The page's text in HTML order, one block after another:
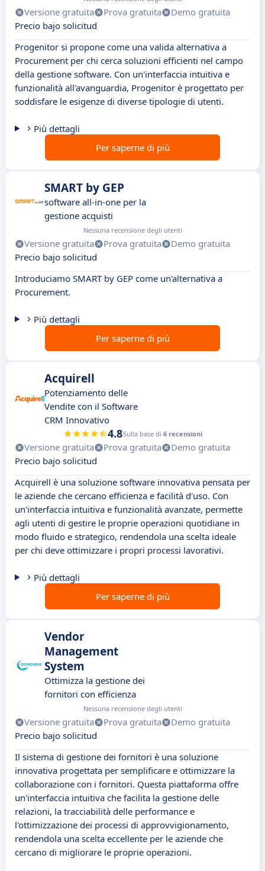
Versione gratuita Prova gratuita
Demo gratuita
Precio bajo solicitud
Progenitor si propone come una valida alternativa a
Procurement per chi cerca soluzioni efficienti nel campo
della gestione software. Con un'interfaccia intuitiva e
funzionalità all'avanguardia, Progenitor è progettato per
soddisfare le esigenze di diverse tipologie di utenti.
Più dettagli
Per saperne di più
SMART by GEP
software all-in-one per la
gestione acquisti
Nessuna recensione degli utenti
Versione gratuita Prova gratuita
Demo gratuita
Precio bajo solicitud
Introduciamo SMART by GEP come un'alternativa a
Procurement.
Più dettagli
Per saperne di più
Acquirell
Potenziamento delle
Vendite con il Software
CRM Innovativo
4.8Sulla base di 6 recensioni
Versione gratuita Prova gratuita
Demo gratuita
Precio bajo solicitud
Acquirell è una soluzione software innovativa pensata per
le aziende che cercano efficienza e facilità d'uso. Con
un'interfaccia intuitiva e funzionalità avanzate, permette
agli utenti di gestire le proprie operazioni quotidiane in
modo fluido e strategico, rendendola una scelta ideale
per chi deve ottimizzare i propri processi lavorativi.
Più dettagli
Per saperne di più
Vendor
Management
System
Ottimizza la gestione dei
fornitori con efficienza
Nessuna recensione degli utenti
Versione gratuita Prova gratuita
Demo gratuita
Precio bajo solicitud
Il sistema di gestione dei fornitori è una soluzione
innovativa progettata per semplificare e ottimizzare la
collaborazione con i fornitori. Questa piattaforma offre
un'interfaccia intuitiva che facilita la gestione delle
relazioni, la tracciabilità delle performance e
l'ottimizzazione dei processi di approvvigionamento,
rendendola una scelta eccellente per le aziende che
cercano di migliorare le proprie operazioni.